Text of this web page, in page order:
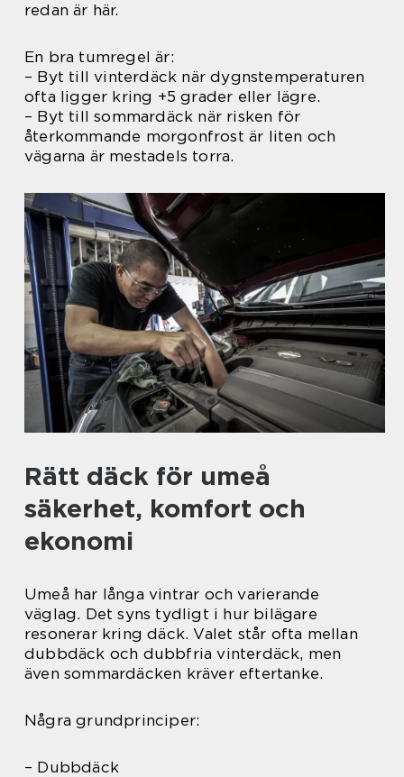
redan är här.
En bra tumregel är:
– Byt till vinterdäck när dygnstemperaturen
ofta ligger kring +5 grader eller lägre.
– Byt till sommardäck när risken för
återkommande morgonfrost är liten och
vägarna är mestadels torra.
Rätt däck för umeå
säkerhet, komfort och
ekonomi
Umeå har långa vintrar och varierande
väglag. Det syns tydligt i hur bilägare
resonerar kring däck. Valet står ofta mellan
dubbdäck och dubbfria vinterdäck, men
även sommardäcken kräver eftertanke.
Några grundprinciper:
– Dubbdäck